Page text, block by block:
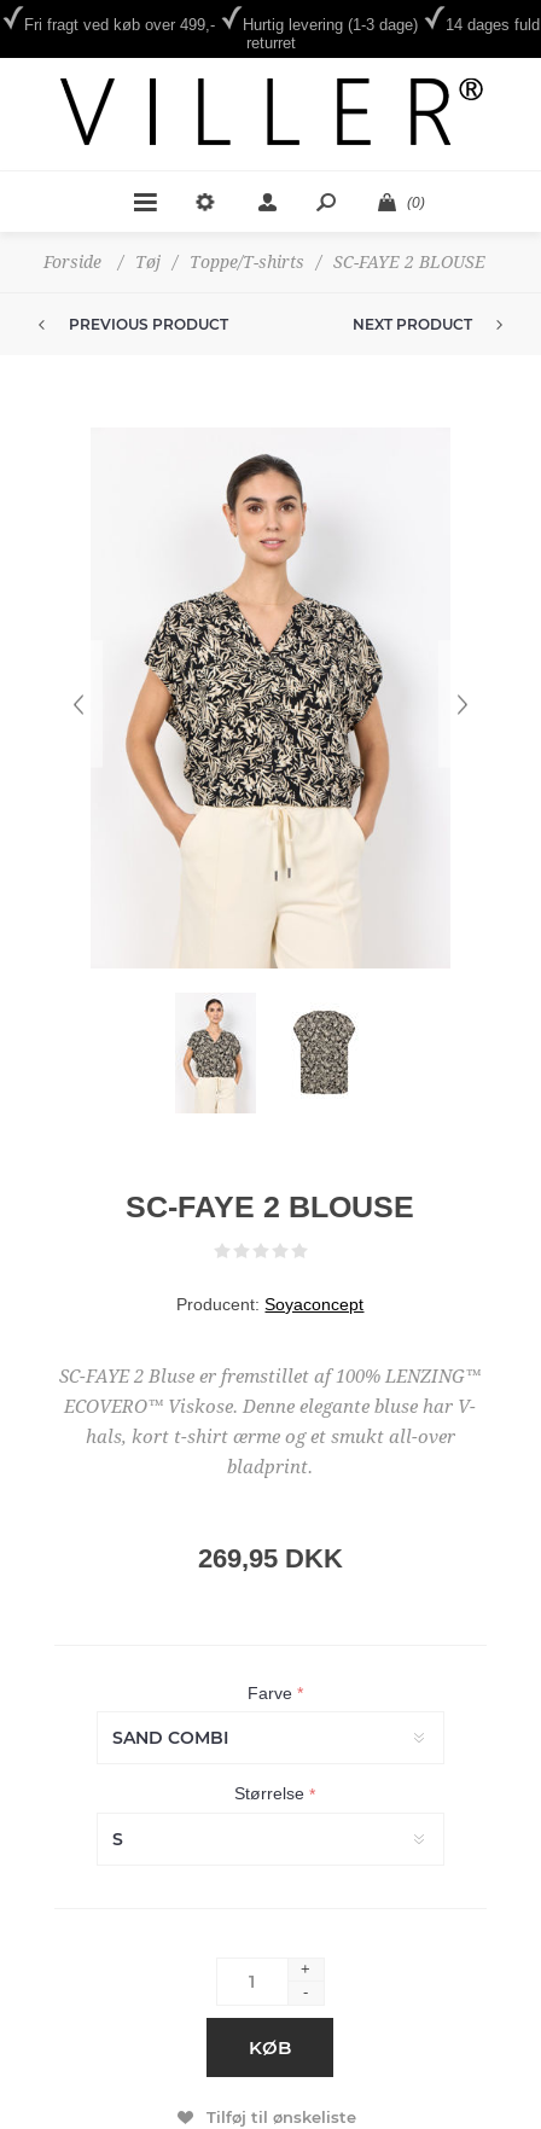
Fri fragt ved køb over 499,- Hurtig levering (1-3 dage)
14 dages fuld
returret
(0)
Forside / Tøj / Toppe/T-shirts / SC-FAYE 2 BLOUSE
PREVIOUS PRODUCT NEXT PRODUCT
SC-FAYE 2 BLOUSE
Producent: Soyaconcept
SC-FAYE 2 Bluse er fremstillet af 100% LENZING™
ECOVERO™ Viskose. Denne elegante bluse har V-
hals, kort t-shirt ærme og et smukt all-over
bladprint.
269,95 DKK
Farve *
Størrelse*
+
-